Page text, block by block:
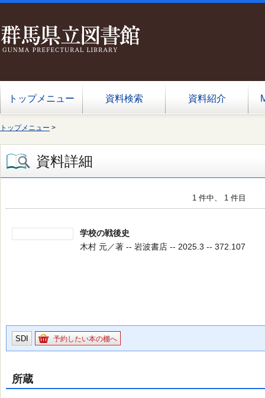
トップメニュー 資料検索 資料紹介
トップメニュー >
資料詳細
1 件中、 1 件目
学校の戦後史
木村 元／著 -- 岩波書店 -- 2025.3 -- 372.107
SDI 予約したい本の棚へ
所蔵